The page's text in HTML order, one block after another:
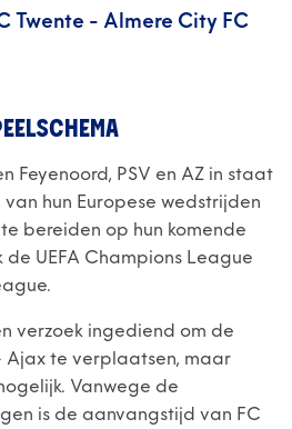
Twente - Almere City FC
Feyenoord, PSV en AZ in staat
hun Europese wedstrijden
bereiden op hun komende
UEFA Champions League
verzoek ingediend om de
Ajax te verplaatsen, maar
Vanwege de
is de aanvangstijd van FC